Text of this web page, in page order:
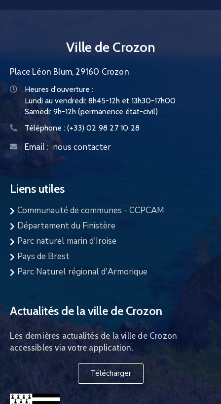
Ville de Crozon
Place Léon Blum, 29160 Crozon
Heures d'ouverture :
Lundi au vendredi: 8h45-12h et 13h30-17h00
Samedi: 9h-12h (permanence état-civil)
Téléphone : (+33) 02 98 27 10 28
Email : nous contacter
Liens utiles
Communauté de communes - CCPCAM
Département du Finistère
Parc naturel marin d'Iroise
Pays de Brest
Parc Naturel régional d'Armorique
Actualités de la ville de Crozon
Les dernières actualités de la ville de Crozon
accessibles via votre application.
Télécharger